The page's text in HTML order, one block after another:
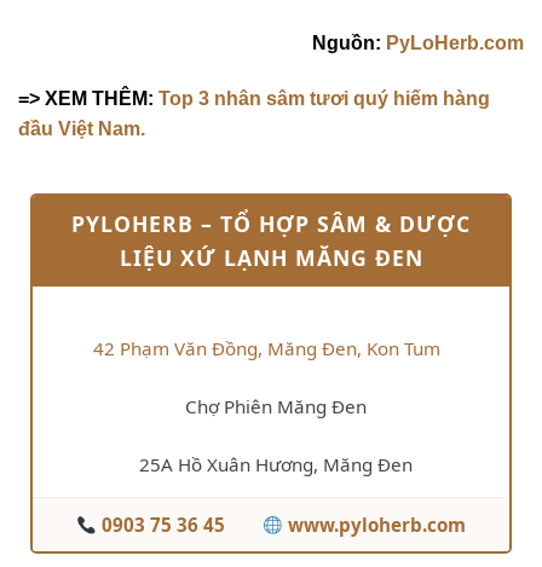
Nguồn: PyLoHerb.com
=> XEM THÊM: Top 3 nhân sâm tươi quý hiếm hàng
đầu Việt Nam.
PYLOHERB – TỔ HỢP SÂM & DƯỢC
LIỆU XỨ LẠNH MĂNG ĐEN
42 Phạm Văn Đồng, Măng Đen, Kon Tum
Chợ Phiên Măng Đen
25A Hồ Xuân Hương, Măng Đen
0903 75 36 45 www.pyloherb.com